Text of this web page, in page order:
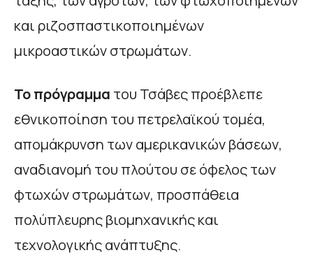
και ριζοσπαστικοποιημένων
μικροαστικών στρωμάτων.
Το πρόγραμμα του Τσάβες προέβλεπε
εθνικοποίηση του πετρελαϊκού τομέα,
απομάκρυνση των αμερικανικών βάσεων,
αναδιανομή του πλούτου σε όφελος των
φτωχών στρωμάτων, προσπάθεια
πολύπλευρης βιομηχανικής και
τεχνολογικής ανάπτυξης.